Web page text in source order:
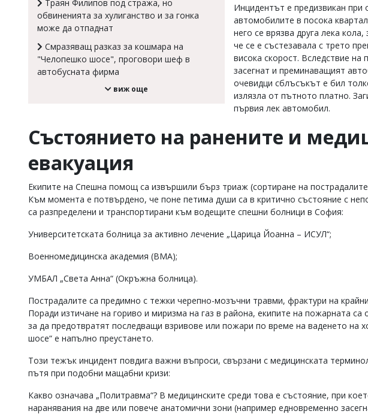
въвеждат
читателите
редакцията
обиден
коментар,
сигнализирайте
Траян Филипов под стража, но
обвиненията за хулиганство и за гонка
може да отпаднат
Смразяващ разказ за кошмара на
"Челопешко шосе", проговори шеф в
автобусната фирма
виж още
Инцидентът е предизвикан при
автомобилите в посока
него се врязва друга лека
че се е състезавала с трето
висока скорост. Вследствие на
засегнат и преминаващият
очевидци сблъсъкът е бил
излязла от пътното платно.
първия лек автомобил.
Състоянието на ранените и
евакуация
Екипите на Спешна помощ са извършили бърз триаж (сортиране на
Към момента е потвърдено, че поне петима души са в критично състояние с
са разпределени и транспортирани към водещите спешни болници в София:
Университетската болница за активно лечение „Царица Йоанна – ИСУЛ“;
Военномедицинска академия (ВМА);
УМБАЛ „Света Анна“ (Окръжна болница).
Пострадалите са предимно с тежки черепно-мозъчни травми, фрактури на
Поради изтичане на гориво и миризма на газ в района, екипите на пожарната са
за да предотвратят последващи взривове или пожари по време на ваденето на
шосе“ е напълно преустането.
Този тежък инцидент повдига важни въпроси, свързани с медицинската
пътя при подобни мащабни кризи:
Какво означава „Политравма“? В медицинските среди това е състояние, при
наранявания на две или повече анатомични зони (например едновременно